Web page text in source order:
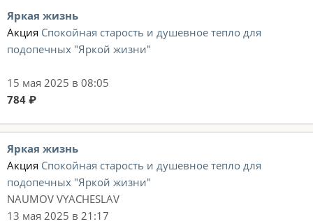
Яркая жизнь
Акция Спокойная старость и душевное тепло для
подопечных "Яркой жизни"
15 мая 2025 в 08:05
784 ₽
Яркая жизнь
Акция Спокойная старость и душевное тепло для
подопечных "Яркой жизни"
NAUMOV VYACHESLAV
13 мая 2025 в 21:17